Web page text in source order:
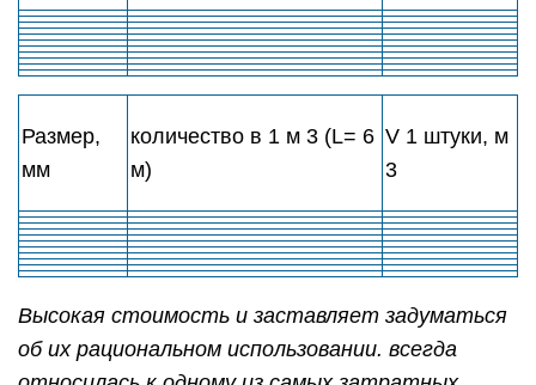
Размер,
мм
количество в 1 м 3 (L= 6
м)
V 1 штуки, м
3
Высокая стоимость и заставляет задуматься
об их рациональном использовании. всегда